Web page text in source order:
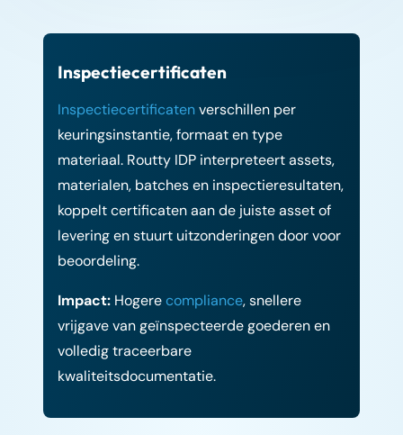
Inspectiecertificaten
Inspectiecertificatenverschillen per
keuringsinstantie, formaat en type
materiaal. Routty IDP interpreteert assets,
materialen, batches en inspectieresultaten,
koppelt certificaten aan de juiste asset of
levering en stuurt uitzonderingen door voor
beoordeling.
Impact: Hogerecompliance, snellere
vrijgave van geïnspecteerde goederen en
volledig traceerbare
kwaliteitsdocumentatie.